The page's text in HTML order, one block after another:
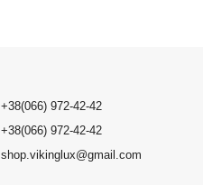
+38(066) 972-42-42
+38(066) 972-42-42
shop.vikinglux@gmail.com